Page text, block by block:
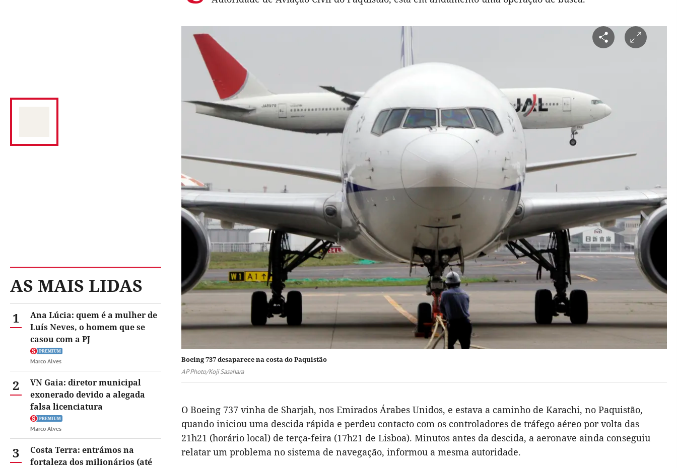
AS MAIS LIDAS
1
Ana Lúcia: quem é a mulher de
Luís Neves, o homem que se
casou com a PJ
Marco Alves
2
VN Gaia: diretor municipal
exonerado devido a alegada
falsa licenciatura
Marco Alves
3
Costa Terra: entrámos na
fortaleza dos milionários (até
Boeing 737 desaparece na costa do Paquistão
AP Photo/Koji Sasahara
O Boeing 737 vinha de Sharjah, nos Emirados Árabes Unidos, e estava a caminho de Karachi, no Paquistão,
quando iniciou uma descida rápida e perdeu contacto com os controladores de tráfego aéreo por volta das
21h21 (horário local) de terça-feira (17h21 de Lisboa). Minutos antes da descida, a aeronave ainda conseguiu
relatar um problema no sistema de navegação, informou a mesma autoridade.